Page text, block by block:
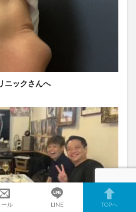
ニックさんへ
ール LINE TOPへ